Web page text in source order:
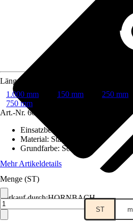
Verkauf durch:HORNBACH
Länge
1.000 mm
150 mm 250 mm
750 mm
Art.-Nr. 6033023
Einsatzbereich
Material: Stahlblech
Grundfarbe: Schwarz
Mehr Artikeldetails
Menge (ST)
ST m